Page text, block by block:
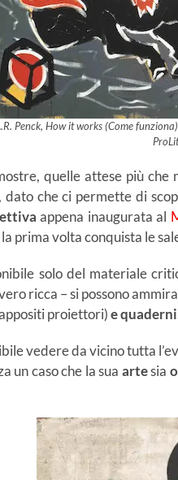
Penck, How it works (Come
quelle attese più
dato che ci permette di
appena inaugurata al
prima volta conquista le
solo del materiale
ricca – si possono
proiettori)e quaderni
vedere da vicino tutta
un caso che la sua artesia